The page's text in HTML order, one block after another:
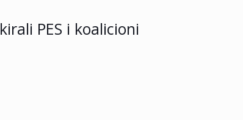
PES i koalicioni